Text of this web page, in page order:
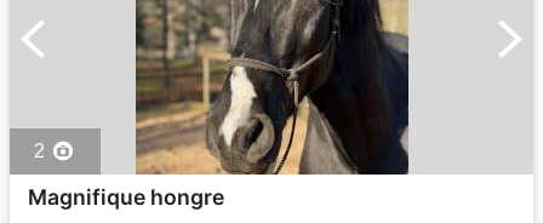
2
Magnifique hongre